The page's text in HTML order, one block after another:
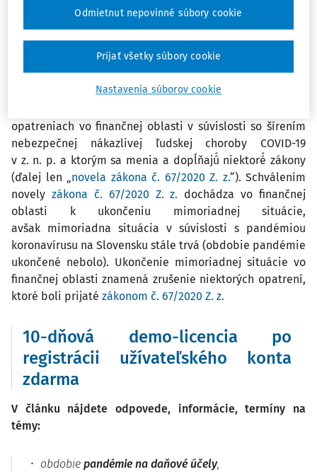
zamestnávateľa. Išlo o opatrenia prijaté na základe
opatreniach vo finančnej oblasti v súvislosti so šírením
nebezpečnej nákazlivej ľudskej choroby COVID-19 (ďalej
len „zákon č. 67/2020 Z. z.“). Dňa 29. 9. 2020 bol v Zbierke
zákonov vyhlásený́ zákon č. 264/2020 Z. z., ktorým sa
opatreniach vo finančnej oblasti v súvislosti so šírením
nebezpečnej nákazlivej ľudskej choroby COVID-19
v z. n. p. a ktorým sa menia a dopĺňajú́ niektoré́ zákony
(ďalej len „novela zákona č. 67/2020 Z. z.“). Schválením
novely zákona č. 67/2020 Z. z. dochádza vo finančnej
oblasti k ukončeniu mimoriadnej situácie,
avšak mimoriadna situácia v súvislosti s pandémiou
koronavírusu na Slovensku stále trvá (obdobie pandémie
ukončené nebolo). Ukončenie mimoriadnej situácie vo
finančnej oblasti znamená zrušenie niektorých opatrení,
ktoré boli prijaté zákonom č. 67/2020 Z. z.
10-dňová demo-licencia po
registrácii užívateľského konta
zdarma
V článku nájdete odpovede, informácie, termíny na
témy:
obdobie pandémie na daňové účely,
Nastavenia súborov cookie
Odmietnut nepovinné súbory cookie
Prijať všetky súbory cookie